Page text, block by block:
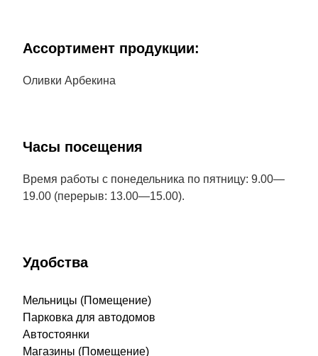
Aссортимент продукции:
Оливки Арбекина
Часы посещения
Время работы с понедельника по пятницу: 9.00—
19.00 (перерыв: 13.00—15.00).
Удобства
Мельницы (Помещение)
Парковка для автодомов
Автостоянки
Магазины (Помещение)